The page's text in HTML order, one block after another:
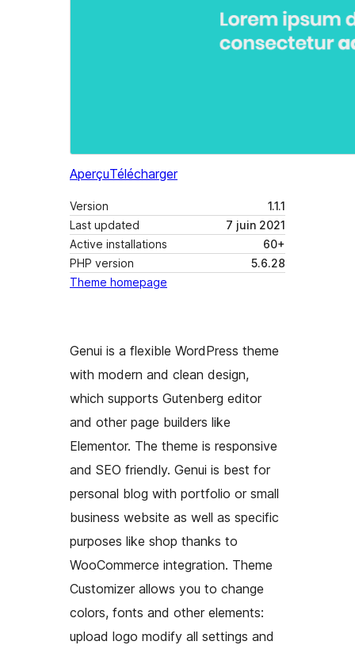
AperçuTélécharger
Version
1.1.1
Last updated
7 juin 2021
Active installations
60+
PHP version
5.6.28
Theme homepage
Genui is a flexible WordPress theme
with modern and clean design,
which supports Gutenberg editor
and other page builders like
Elementor. The theme is responsive
and SEO friendly. Genui is best for
personal blog with portfolio or small
business website as well as specific
purposes like shop thanks to
WooCommerce integration. Theme
Customizer allows you to change
colors, fonts and other elements:
upload logo modify all settings and